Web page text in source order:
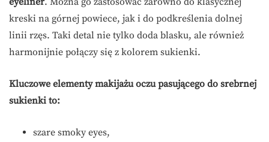
kreski na górnej powiece, jak i do podkreślenia dolnej
linii rzęs. Taki detal nie tylko doda blasku, ale również
harmonijnie połączy się z kolorem sukienki.
Kluczowe elementy makijażu oczu pasującego do srebrnej
sukienki to:
szare smoky eyes,